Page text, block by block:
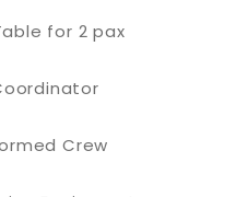
for 2 pax
Crew